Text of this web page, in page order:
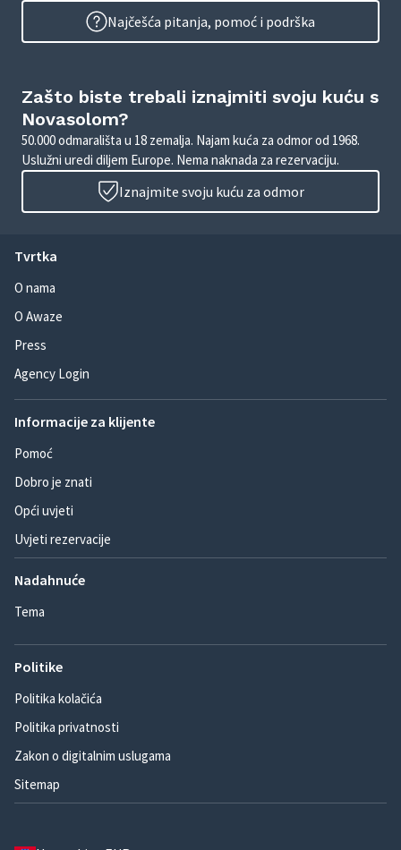
Najčešća pitanja, pomoć i podrška
Zašto biste trebali iznajmiti svoju kuću s
Novasolom?
50.000 odmarališta u 18 zemalja. Najam kuća za odmor od 1968.
Uslužni uredi diljem Europe. Nema naknada za rezervaciju.
Iznajmite svoju kuću za odmor
Tvrtka
O nama
O Awaze
Press
Agency Login
Informacije za klijente
Pomoć
Dobro je znati
Opći uvjeti
Uvjeti rezervacije
Nadahnuće
Tema
Politike
Politika kolačića
Politika privatnosti
Zakon o digitalnim uslugama
Sitemap